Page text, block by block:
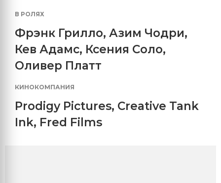
В РОЛЯХ
Фрэнк Грилло, Азим Чодри,
Кев Адамс, Ксения Соло,
Оливер Платт
КИНОКОМПАНИЯ
Prodigy Pictures, Creative Tank
Ink, Fred Films